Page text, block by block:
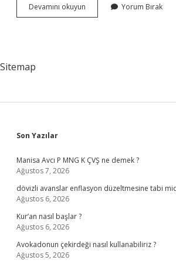
Devamını okuyun Antropolojiye
Göre
Yorum Bırak
Sitemap
Sidebar
Son Yazılar
Manisa Avcı P MNG K ÇVŞ ne demek ?
Ağustos 7, 2026
dövizli avanslar enflasyon düzeltmesine tabi
Ağustos 6, 2026
Kur’an nasıl başlar ?
Ağustos 6, 2026
Avokadonun çekirdeği nasıl kullanabiliriz ?
Ağustos 5, 2026